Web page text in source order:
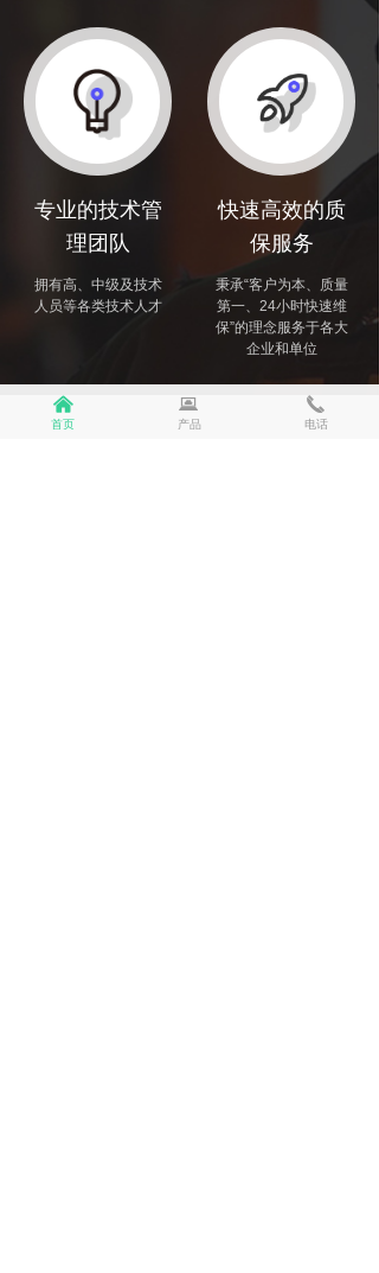
专业的技术管
理团队
拥有高、中级及技术
人员等各类技术人才
快速高效的质
保服务
秉承“客户为本、质量
第一、24小时快速维
保”的理念服务于各大
企业和单位
낀
首页
뀵
产品
끅
电话